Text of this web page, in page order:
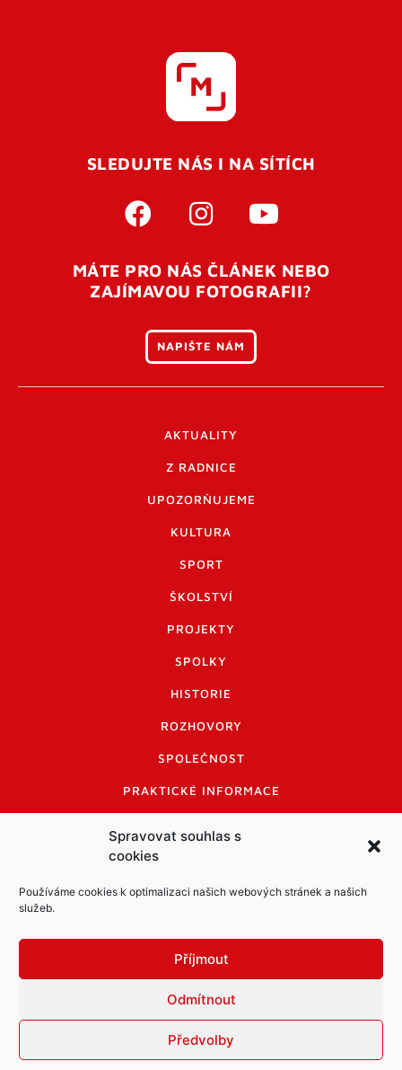
Spravovat souhlas s
cookies
Používáme cookies k optimalizaci našich webových stránek a našich
služeb.
Příjmout
Odmítnout
Předvolby
SLEDUJTE NÁS I NA SÍTÍCH
MÁTE PRO NÁS ČLÁNEK NEBO
ZAJÍMAVOU FOTOGRAFII?
NAPIŠTE NÁM
AKTUALITY
Z RADNICE
UPOZORŇUJEME
KULTURA
SPORT
ŠKOLSTVÍ
PROJEKTY
SPOLKY
HISTORIE
ROZHOVORY
SPOLEČNOST
PRAKTICKÉ INFORMACE
INFORMACE A KODEX DISKUTUJÍCÍCH
LOGO A LOGO MANUÁL
© Město Mníšek pod Brdy
Informace o zpracování osobních údajů